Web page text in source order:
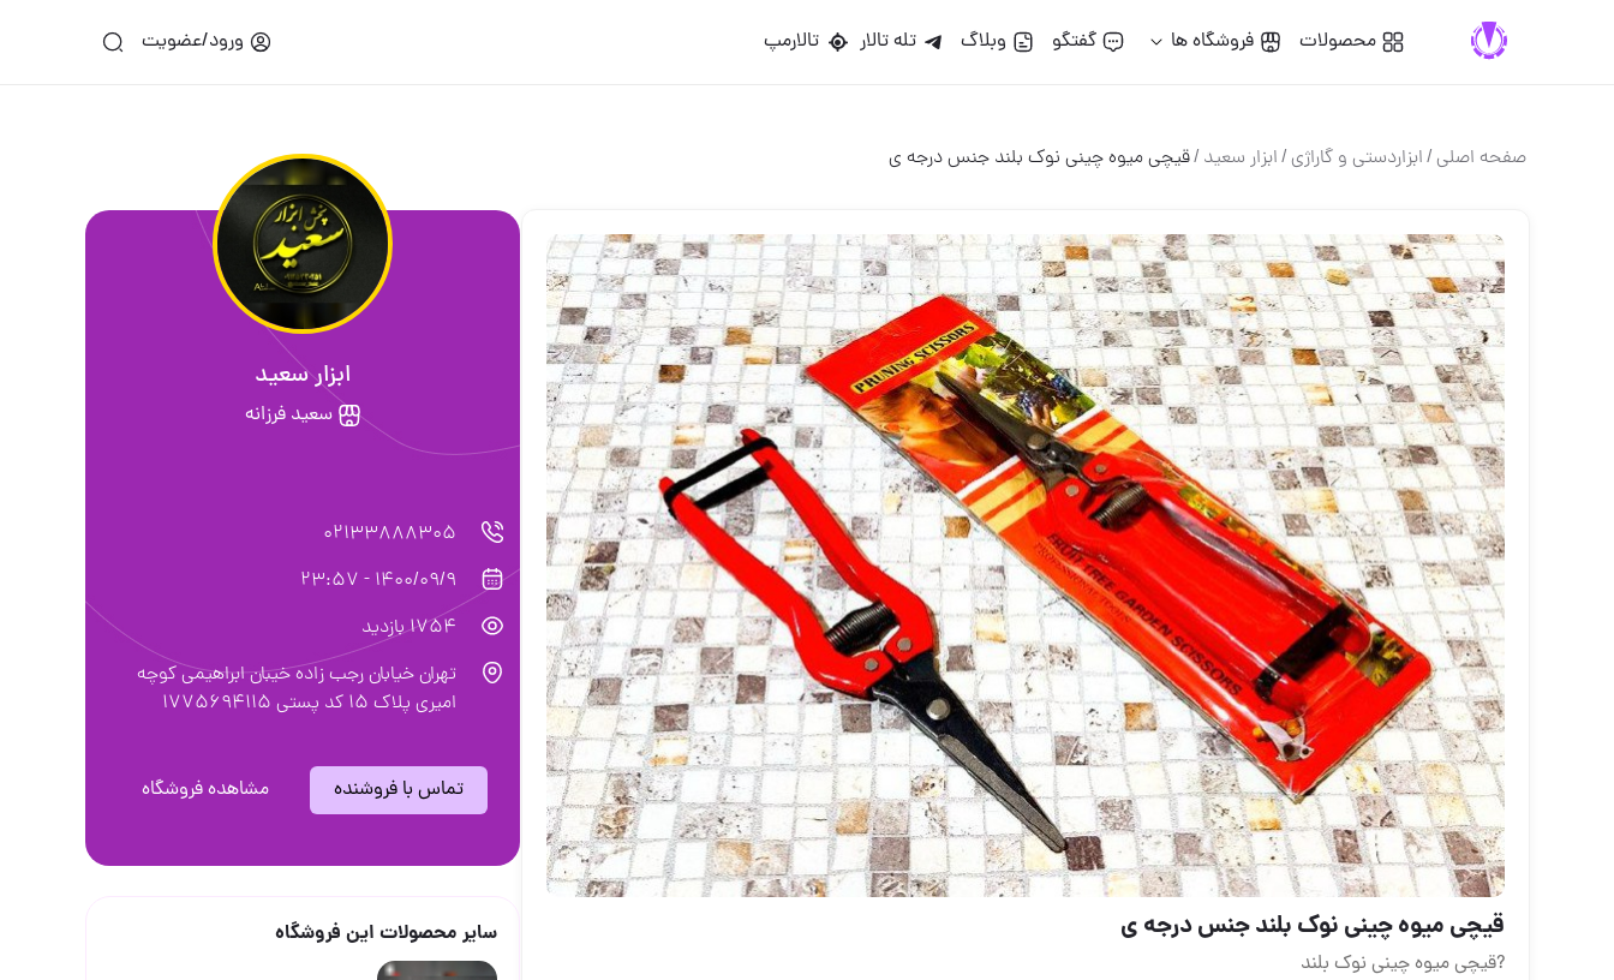
محصولات فروشگاه ها گفتگو وبلاگ تله تالار تالارمپ ورود/عضویت
صفحه اصلی/ابزاردستی و گاراژی/ابزار سعید /قیچی میوه چینی نوک بلند جنس درجه ی
قیچی میوه چینی نوک بلند جنس درجه ی
?قیچی میوه چینی نوک بلند
ابزار سعید
سعید فرزانه
02133888305
1400/09/9 - 23:57
1754 بازدید
تهران خیابان رجب زاده خیبان ابراهیمی کوچه
امیری پلاک ۱۵ کد پستی ۱۷۷5694115
تماس با فروشنده مشاهده فروشگاه
سایر محصولات این فروشگاه